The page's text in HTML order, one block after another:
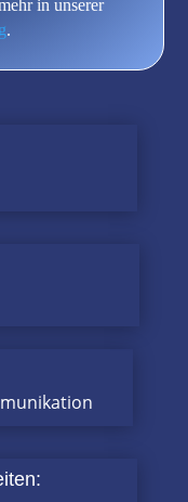
in unserer
.